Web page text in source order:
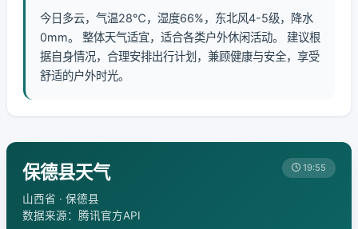
今日多云，气温28℃，湿度66%，东北风4-5级，降水
0mm。 整体天气适宜，适合各类户外休闲活动。 建议根
据自身情况，合理安排出行计划，兼顾健康与安全，享受
舒适的户外时光。
保德县天气
山西省 · 保德县
数据来源：腾讯官方API
19:55